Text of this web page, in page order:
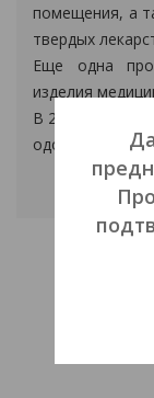
помещения, а
твердых
Еще одна
изделия
В 2021 году
одобренных